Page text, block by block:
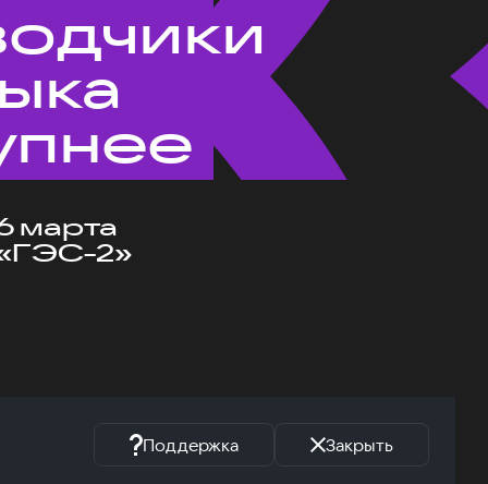
марта
2»
Поддержка Закрыть